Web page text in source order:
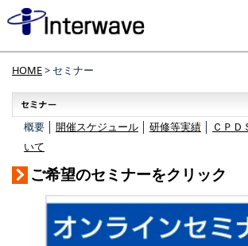
HOME> セミナー
概要 │ 開催スケジュール 研修等実績
ＣＰＤ
いて
ご希望のセミナーをクリック